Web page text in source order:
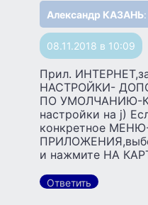
Александр КАЗАНЬ:
08.11.2018 в 10:09
Прил.
НАСТРОЙКИ-
ПО УМОЛЧАНИЮ-
настройки на j)
конкретное
и нажмите НА
Ответить